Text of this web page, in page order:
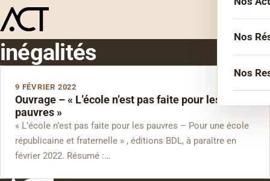
Nos
Nos
La
inégalités
9 FÉVRIER 2022
Ouvrage – « L’école n’est pas faite pour les
pauvres »
« L’école n’est pas faite pour les pauvres – Pour une école
républicaine et fraternelle » , éditions BDL, à paraître en
février 2022. Résumé :…